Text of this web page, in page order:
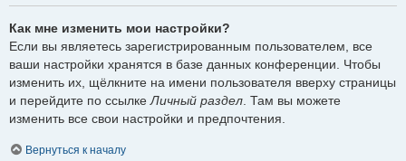
Как мне изменить мои настройки?
Если вы являетесь зарегистрированным пользователем, все
ваши настройки хранятся в базе данных конференции. Чтобы
изменить их, щёлкните на имени пользователя вверху страницы
и перейдите по ссылкеЛичный раздел. Там вы можете
изменить все свои настройки и предпочтения.
Вернуться к началу